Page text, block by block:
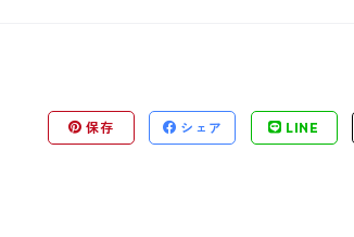
保存 シェア LINE